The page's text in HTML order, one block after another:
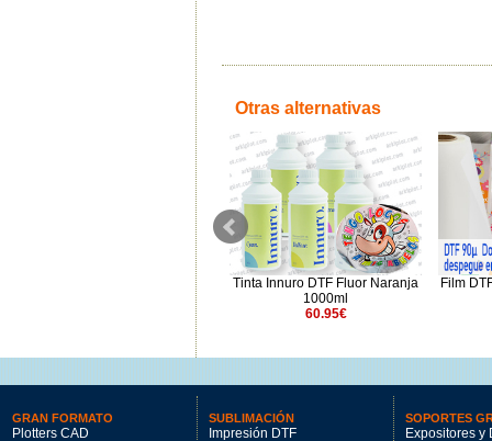
Otras alternativas
Film Glitter DTF Pack 10 hojas
Tinta Innuro DTF Fluor Naranja
1000ml
60.95€
Film
GRAN FORMATO
Plotters CAD
SUBLIMACIÓN
Impresión DTF
SOPORTES
Expositores y